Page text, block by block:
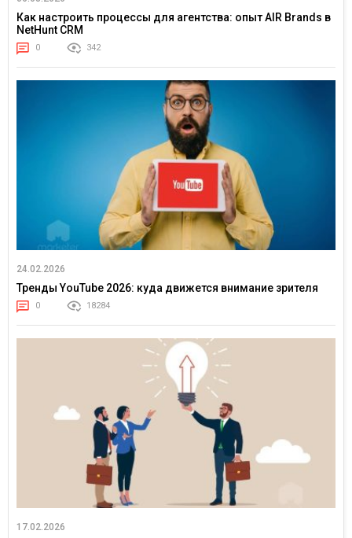
Как настроить процессы для агентства: опыт AIR Brands в
NetHunt CRM
0 342
24.02.2026
Тренды YouTube 2026: куда движется внимание зрителя
0 18284
17.02.2026